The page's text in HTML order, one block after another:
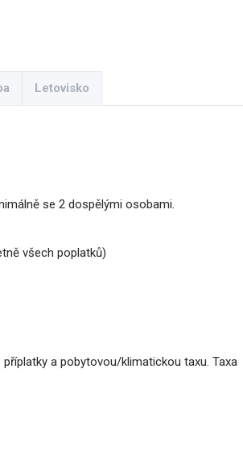
Letovisko
se 2 dospělými osobami.
všech poplatků)
a pobytovou/klimatickou taxu. Taxa